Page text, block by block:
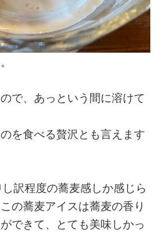
で、あっという間に溶けて
を食べる贅沢とも言えます
訳程度の蕎麦感しか感じら
の蕎麦アイスは蕎麦の香り
できて、とても美味しかっ